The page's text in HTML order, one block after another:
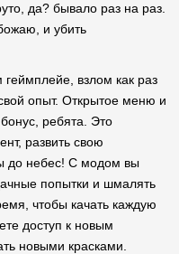
да? бывало раз на раз.
и убить
взлом как раз
опыт. Открытое меню и
ребята. Это
развить свою
до небес! С модом вы
попытки и шмалять
чтобы качать каждую
доступ к новым
новыми красками.